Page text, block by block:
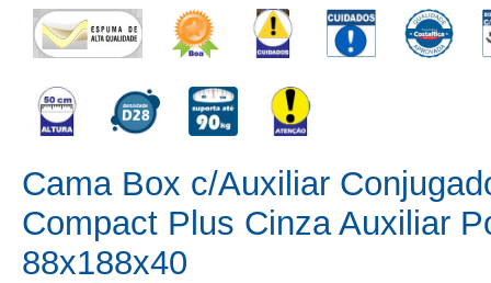
Cama Box c/Auxiliar
Compact Plus Cinza Auxiliar
88x188x40